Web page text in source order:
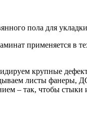
пола для
применяется в
крупные
листы фанеры,
– так, чтобы стыки